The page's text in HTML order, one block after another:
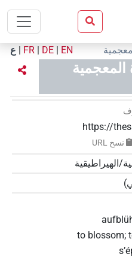
EN
|
DE
|
FR
| ع
https://
نسخ‏ ‏URL
الهيراطيقية
)
to blossom;